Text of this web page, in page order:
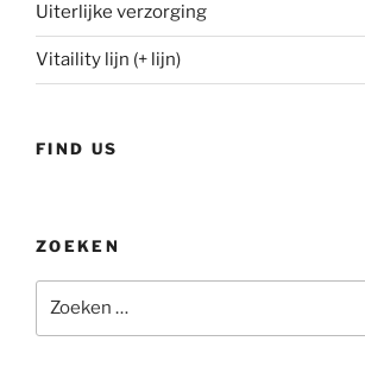
Uiterlijke verzorging
Vitaility lijn (+ lijn)
FIND US
ZOEKEN
naar: